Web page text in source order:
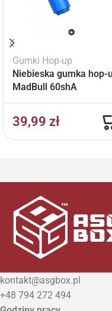
Gumki Hop-up
Niebieska gumka hop-
MadBull 60shA
39,99 zł
kontakt@asgbox.pl
+48 794 272 494